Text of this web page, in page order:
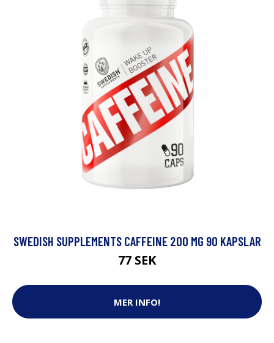
SWEDISH SUPPLEMENTS CAFFEINE 200 MG 90 KAPSLAR
77 SEK
MER INFO!